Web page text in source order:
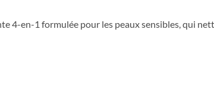
4-en-1 formulée pour les peaux sensibles, qui